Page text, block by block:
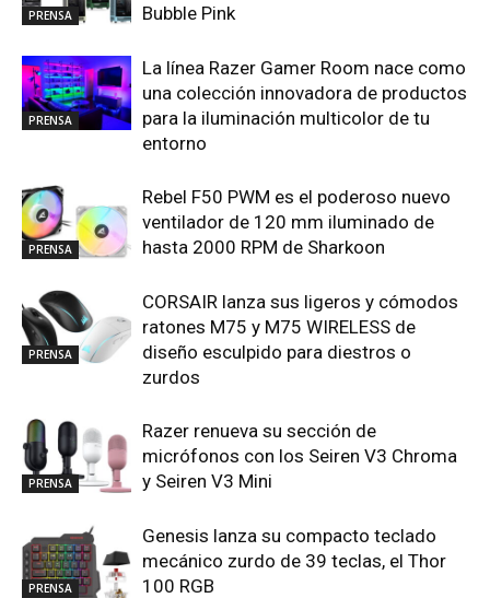
PRENSA
Bubble Pink
PRENSA
La línea Razer Gamer Room nace como
una colección innovadora de productos
para la iluminación multicolor de tu
entorno
PRENSA
Rebel F50 PWM es el poderoso nuevo
ventilador de 120 mm iluminado de
hasta 2000 RPM de Sharkoon
PRENSA
CORSAIR lanza sus ligeros y cómodos
ratones M75 y M75 WIRELESS de
diseño esculpido para diestros o
zurdos
PRENSA
Razer renueva su sección de
micrófonos con los Seiren V3 Chroma
y Seiren V3 Mini
PRENSA
Genesis lanza su compacto teclado
mecánico zurdo de 39 teclas, el Thor
100 RGB